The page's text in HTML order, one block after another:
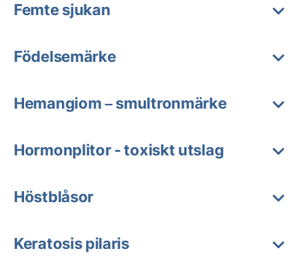
Femte sjukan
Födelsemärke
Hemangiom – smultronmärke
Hormonplitor - toxiskt utslag
Höstblåsor
Keratosis pilaris